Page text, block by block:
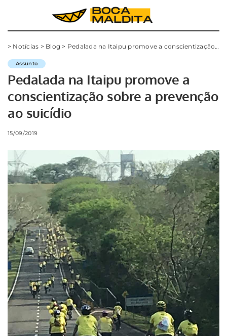
> Notícias > Blog > Pedalada na Itaipu promove a conscientização sobre a prevenção ao suicídio
Assunto
Pedalada na Itaipu promove a
conscientização sobre a prevenção
ao suicídio
15/09/2019